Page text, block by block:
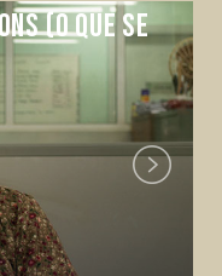
(O que se
Next